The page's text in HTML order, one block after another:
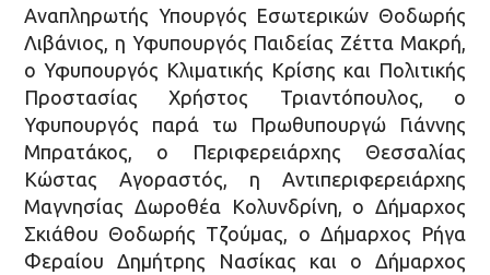
Αναπληρωτής Υπουργός Εσωτερικών Θοδωρής
Λιβάνιος, η Υφυπουργός Παιδείας Ζέττα Μακρή,
ο Υφυπουργός Κλιματικής Κρίσης και Πολιτικής
Προστασίας Χρήστος Τριαντόπουλος, ο
Υφυπουργός παρά τω Πρωθυπουργώ Γιάννης
Μπρατάκος, ο Περιφερειάρχης Θεσσαλίας
Κώστας Αγοραστός, η Αντιπεριφερειάρχης
Μαγνησίας Δωροθέα Κολυνδρίνη, ο Δήμαρχος
Σκιάθου Θοδωρής Τζούμας, ο Δήμαρχος Ρήγα
Φεραίου Δημήτρης Νασίκας και ο Δήμαρχος